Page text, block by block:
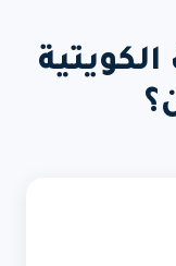
الكويتية